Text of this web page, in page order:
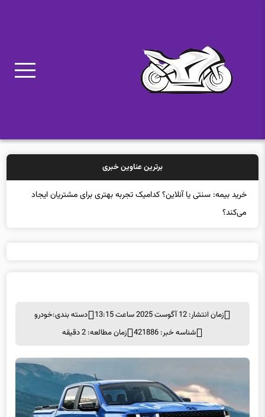
برترین عناوین خبری
خرید بیمه: سنتی یا آنلاین؟ کدامیک تجربه بهتری برای مشتریان ایجاد
می‌کند؟
زمان انتشار: 12 آگوست 2025 ساعت 13:15 دسته بندی:خودرو
شناسه خبر: 421886
زمان مطالعه: 2 دقیقه